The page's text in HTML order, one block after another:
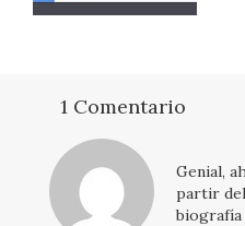
1 Comentario
Genial,
partir
biografía